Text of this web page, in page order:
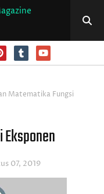
Matematika Fungsi
07, 2019